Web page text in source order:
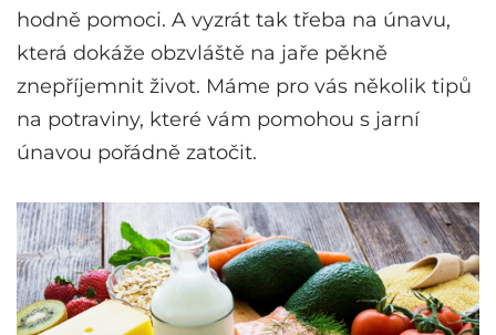
hodně pomoci. A vyzrát tak třeba na únavu,
která dokáže obzvláště na jaře pěkně
znepříjemnit život. Máme pro vás několik tipů
na potraviny, které vám pomohou s jarní
únavou pořádně zatočit.